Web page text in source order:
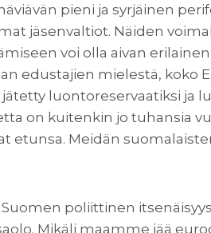
pieni ja syrjäinen
jäsenvaltiot. Näiden
voi olla aivan
edustajien mielestä, koko
luontoreservaatiksi ja
on kuitenkin jo tuhansia
etunsa. Meidän
Suomen poliittinen
Mikäli maamme jää